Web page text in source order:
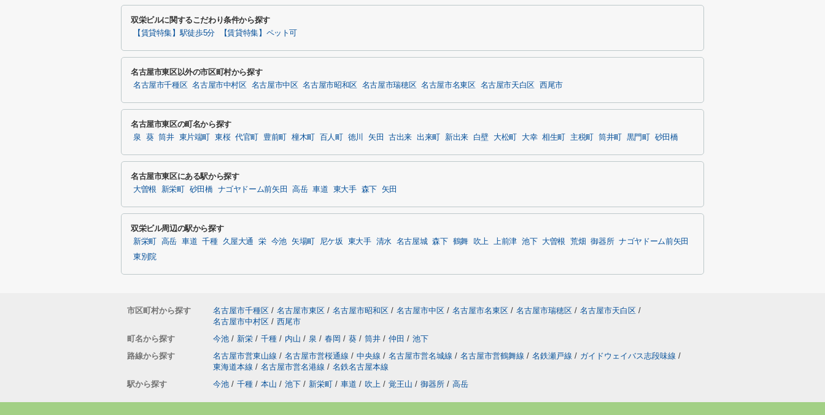
双栄ビルに関するこだわり条件から探す
【賃貸特集】駅徒歩5分 【賃貸特集】ペット可
名古屋市東区以外の市区町村から探す
名古屋市千種区 名古屋市中村区 名古屋市中区 名古屋市昭和区 名古屋市瑞穂区 名古屋市名東区 名古屋市天白区 西尾市
名古屋市東区の町名から探す
泉 葵 筒井 東片端町 東桜 代官町 豊前町 橦木町 百人町 徳川 矢田 古出来 出来町 新出来 白壁 大松町 大幸 相生町 主税町 筒井町 黒門町 砂田橋
名古屋市東区にある駅から探す
大曽根 新栄町 砂田橋 ナゴヤドーム前矢田 高岳 車道 東大手 森下 矢田
双栄ビル周辺の駅から探す
新栄町 高岳 車道 千種 久屋大通 栄 今池 矢場町 尼ケ坂 東大手 清水 名古屋城 森下 鶴舞 吹上 上前津 池下 大曽根 荒畑 御器所 ナゴヤドーム前矢田
東別院
市区町村から探す 名古屋市千種区 / 名古屋市東区 / 名古屋市昭和区 / 名古屋市中区 / 名古屋市名東区 / 名古屋市瑞穂区 / 名古屋市天白区 /
名古屋市中村区 / 西尾市
町名から探す
今池 / 新栄 / 千種 / 内山 / 泉 / 春岡 / 葵 / 筒井 / 仲田 / 池下
路線から探す
名古屋市営東山線 / 名古屋市営桜通線 / 中央線 / 名古屋市営名城線 / 名古屋市営鶴舞線 / 名鉄瀬戸線 / ガイドウェイバス志段味線 /
東海道本線 / 名古屋市営名港線 / 名鉄名古屋本線
駅から探す
今池 / 千種 / 本山 / 池下 / 新栄町 / 車道 / 吹上 / 覚王山 / 御器所 / 高岳